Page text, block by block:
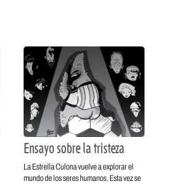
Ensayo sobre la tristeza
La Estrella Culona vuelve a explorar el
mundo de los seres humanos. Esta vez se